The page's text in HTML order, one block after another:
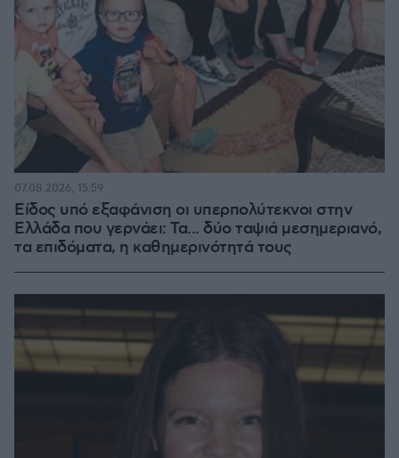
Είδος υπό εξαφάνιση οι υπερπολύτεκνοι στην
Ελλάδα που γερνάει: Τα... δύο ταψιά μεσημεριανό,
τα επιδόματα, η καθημερινότητά τους
07.08.2026, 15:59